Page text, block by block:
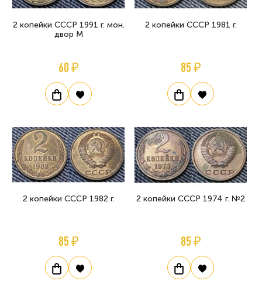
2 копейки СССР 1991 г. мон.
двор М
60 ₽
2 копейки СССР 1981 г.
85 ₽
2 копейки СССР 1982 г.
85 ₽
2 копейки СССР 1974 г. №2
85 ₽